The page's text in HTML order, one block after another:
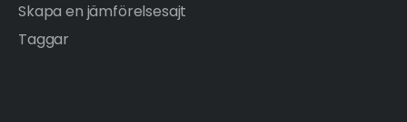
Skapa en jämförelsesajt
Taggar